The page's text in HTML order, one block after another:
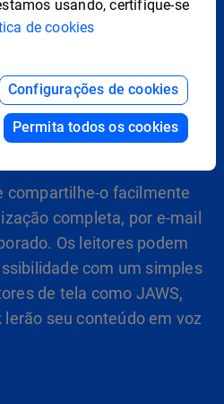
a aba de
páginas que você quer
compartilhe-o facilmente
completa, por e-mail
Os leitores podem
com um simples
de tela como JAWS,
lerão seu conteúdo em voz
usando, certifique-se
de cookies
Configurações de cookies
Permita todos os cookies